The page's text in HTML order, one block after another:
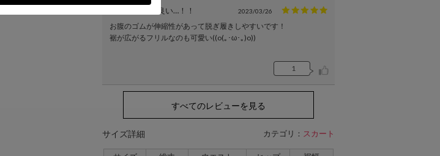
お腹のゴムが良い…！！ 2023/03/26
お腹のゴムが伸縮性があって脱ぎ履きしやすいです！
裾が広がるフリルなのも可愛い((o(｡･ω･｡)o))
1
すべてのレビューを見る
サイズ詳細 カテゴリ： スカート